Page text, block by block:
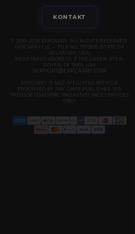
KONTAKT
© 2019–2026 EXPCARRY. ALL RIGHTS RESERVED.
EXPCARRY LLC — FILE NO. 7372610 (STATE OF
DELAWARE, USA)
REGISTERED ADDRESS: 8 THE GREEN, STE B,
DOVER, DE 19901, USA
SUPPORT@EXPCARRY.COM
EXPCARRY IS NOT AFFILIATED WITH OR
ENDORSED BY ANY GAME PUBLISHER. WE
PROVIDE COACHING AND ASSISTANCE SERVICES
ONLY.